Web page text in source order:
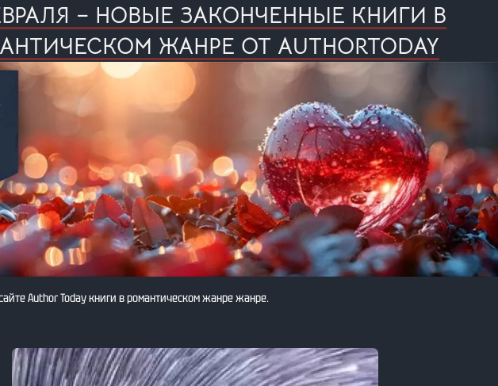
– НОВЫЕ ЗАКОНЧЕННЫЕ КНИГИ В
ЖАНРЕ ОТ AUTHORTODAY
Author Today книги в романтическом жанре жанре.